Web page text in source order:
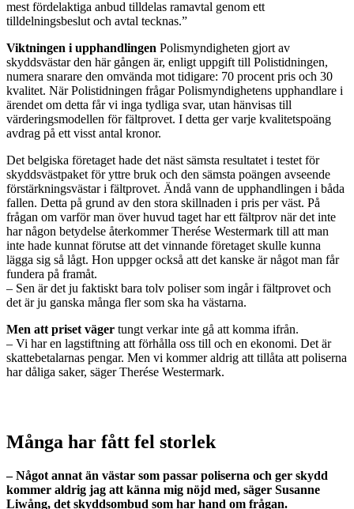
mest fördelaktiga anbud tilldelas ramavtal genom ett
tilldelningsbeslut och avtal tecknas.”
Viktningen i upphandlingen Polismyndigheten gjort av
skyddsvästar den här gången är, enligt uppgift till Polistidningen,
numera snarare den omvända mot tidigare: 70 procent pris och 30
kvalitet. När Polistidningen frågar Polismyndighetens upphandlare i
ärendet om detta får vi inga tydliga svar, utan hänvisas till
värderingsmodellen för fältprovet. I detta ger varje kvalitetspoäng
avdrag på ett visst antal kronor.
Det belgiska företaget hade det näst sämsta resultatet i testet för
skyddsvästpaket för yttre bruk och den sämsta poängen avseende
förstärkningsvästar i fältprovet. Ändå vann de upphandlingen i båda
fallen. Detta på grund av den stora skillnaden i pris per väst. På
frågan om varför man över huvud taget har ett fältprov när det inte
har någon betydelse återkommer Therése Westermark till att man
inte hade kunnat förutse att det vinnande företaget skulle kunna
lägga sig så lågt. Hon uppger också att det kanske är något man får
fundera på framåt.
– Sen är det ju faktiskt bara tolv poliser som ingår i fältprovet och
det är ju ganska många fler som ska ha västarna.
Men att priset väger tungt verkar inte gå att komma ifrån.
– Vi har en lagstiftning att förhålla oss till och en ekonomi. Det är
skattebetalarnas pengar. Men vi kommer aldrig att tillåta att poliserna
har dåliga saker, säger Therése Westermark.
Många har fått fel storlek
– Något annat än västar som passar poliserna och ger skydd
kommer aldrig jag att känna mig nöjd med, säger Susanne
Liwång, det skyddsombud som har hand om frågan.